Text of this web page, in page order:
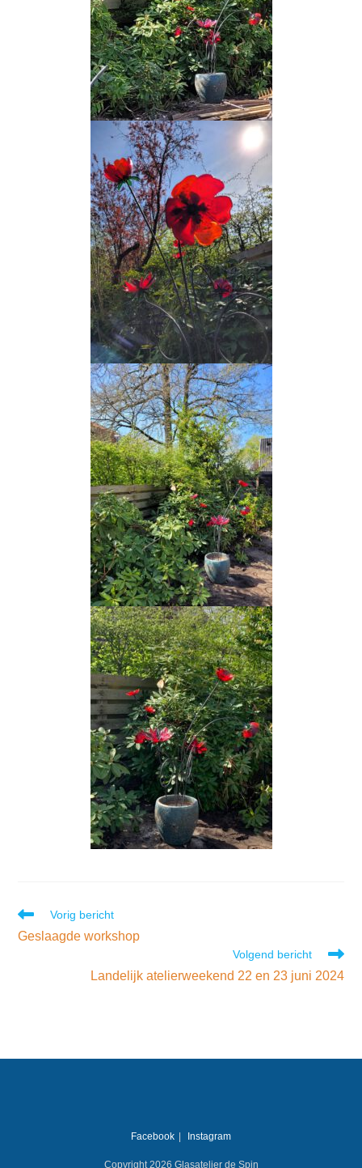
Vorig bericht
Geslaagde workshop
Volgend bericht
Landelijk atelierweekend 22 en 23 juni 2024
Facebook Instagram
Copyright 2026 Glasatelier de Spin